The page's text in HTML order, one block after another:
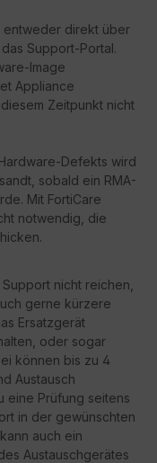
entweder direkt über
Support-Portal.
Image
Appliance
Zeitpunkt nicht
Defekts wird
sobald ein RMA-
Mit FortiCare
notwendig, die
nicht reichen,
gerne kürzere
Ersatzgerät
oder sogar
können bis zu 4
Austausch
eine Prüfung seitens
in der gewünschten
auch ein
Austauschgerätes